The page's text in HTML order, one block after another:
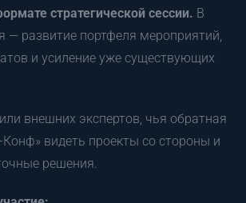
стратегической сессии. В
— развитие портфеля мероприятий,
и усиление уже существующих
внешних экспертов, чья обратная
видеть проекты со стороны и
решения.